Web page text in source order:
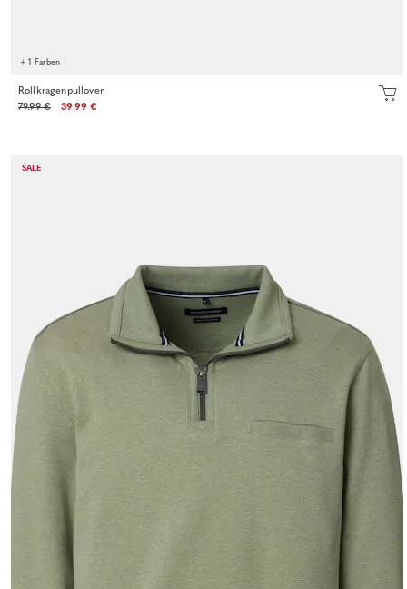
+ 1 Farben
Rollkragenpullover
79.99 €
39.99 €
SALE